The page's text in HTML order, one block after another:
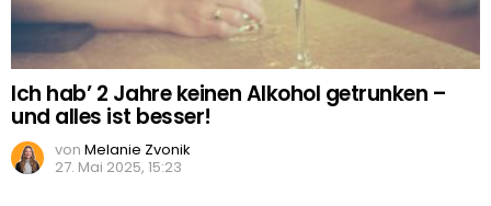
Ich hab’ 2 Jahre keinen Alkohol getrunken –
und alles ist besser!
von Melanie Zvonik
27. Mai 2025, 15:23